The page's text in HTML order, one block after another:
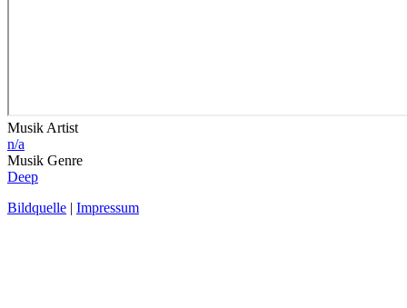
Musik Artist
n/a
Musik Genre
Deep
Bildquelle | Impressum